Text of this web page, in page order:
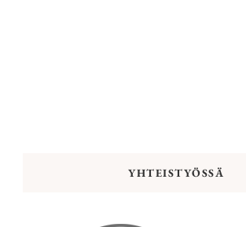
YHTEISTYÖSSÄ